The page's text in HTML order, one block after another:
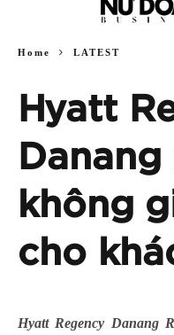
Home LATEST
Hyatt
không
cho
Hyatt Regency Danang